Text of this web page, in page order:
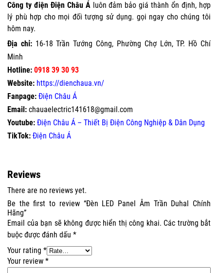
Công ty điện Điện Châu Áluôn đảm bảo giá thành ổn định, hợp
lý phù hợp cho mọi đối tượng sử dụng. gọi ngay cho chúng tôi
hôm nay.
Địa chỉ:16-18 Trần Tướng Công, Phường Chợ Lớn, TP. Hồ Chí
Minh
Hotline: 0918 39 30 93
Website: https://dienchaua.vn/
Fanpage: Điện Châu Á
Email: chauaelectric141618@gmail.com
Youtube: Điện Châu Á – Thiết Bị Điện Công Nghiệp & Dân Dụng
TikTok: Điện Châu Á
Reviews
There are no reviews yet.
Be the first to review “Đèn LED Panel Âm Trần Duhal Chính
Hãng”
Email của bạn sẽ không được hiển thị công khai. Các trường bắt
buộc được đánh dấu *
Your rating *
Your review *